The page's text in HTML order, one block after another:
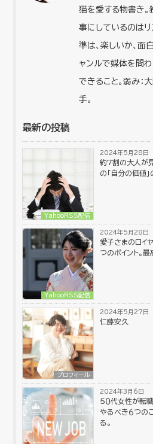
猫を愛する物書き
事にしているのは
準は、楽しいか、面
ャンルで媒体を問
できること。弱み：
手。
最新の投稿
YahooRSS配信
2024年5月28日
約7割の大人が
の「自分の価値
YahooRSS配信
2024年5月28日
愛子さまのロイ
つのポイント。
プロフィール
2024年5月27日
仁藤安久
2024年3月6日
５０代女性が転
やるべき６つの
る。